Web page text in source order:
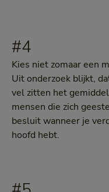
#4
Kies niet zomaar een
Uit onderzoek blijkt,
vel zitten het
mensen die zich
besluit wanneer je
hoofd hebt.